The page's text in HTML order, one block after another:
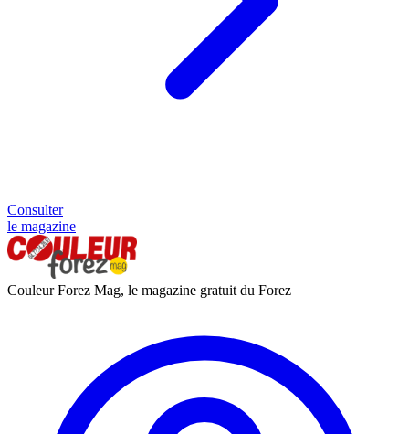
Consulter
le magazine
Couleur Forez Mag, le magazine gratuit du Forez